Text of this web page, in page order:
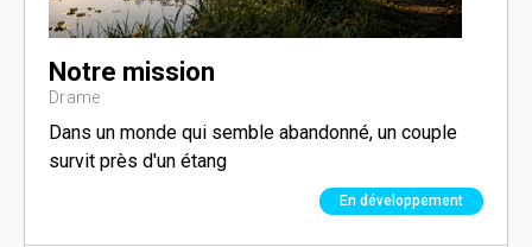
Notre mission
Drame
Dans un monde qui semble abandonné, un couple
survit près d'un étang
En développement